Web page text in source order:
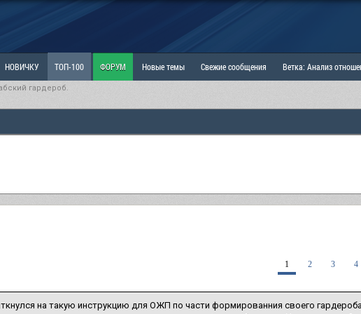
НОВИЧКУ ТОП-100 ФОРУМ Новые темы Свежие сообщения Ветка: Анализ
Наболевшее. Выскажись!
гардероб.
1 2 3 4
на такую инструкцию для ОЖП по части формированния своего